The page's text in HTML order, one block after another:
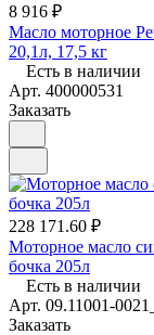
8 916 ₽
Масло моторное
20,1л, 17,5 кг
Есть в наличии
Арт. 400000531
Заказать
228 171.60 ₽
Моторное масло
бочка 205л
Есть в наличии
Арт. 09.11001-
Заказать